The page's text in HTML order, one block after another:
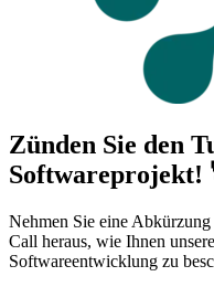
Zünden Sie den
Softwareprojekt!
Nehmen Sie eine
Call heraus, wie Ihnen
Softwareentwicklung zu